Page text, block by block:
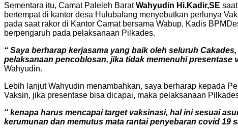
Sementara itu, Camat Paleleh BaratWahyudin Hi.Kadir,SE
bertempat di kantor desa Hulubalang menyebutkan perlunya
pada saat rakor di Kantor Camat bersama Wabup, Kadis
berpengaruh pada pelaksanaan Pilkades.
“ Saya berharap kerjasama yang baik oleh seluruh
pelaksanaan pencoblosan, jika tidak memenuhi
Wahyudin.
Lebih lanjut Wahyudin menambahkan, saya berharap kepada
Vaksin, jika presentase bisa dicapai, maka pelaksanaan
“ kenapa harus mencapai target vaksinasi, hal ini sesuai
kerumunan dan memutus mata rantai penyebaran covid 19